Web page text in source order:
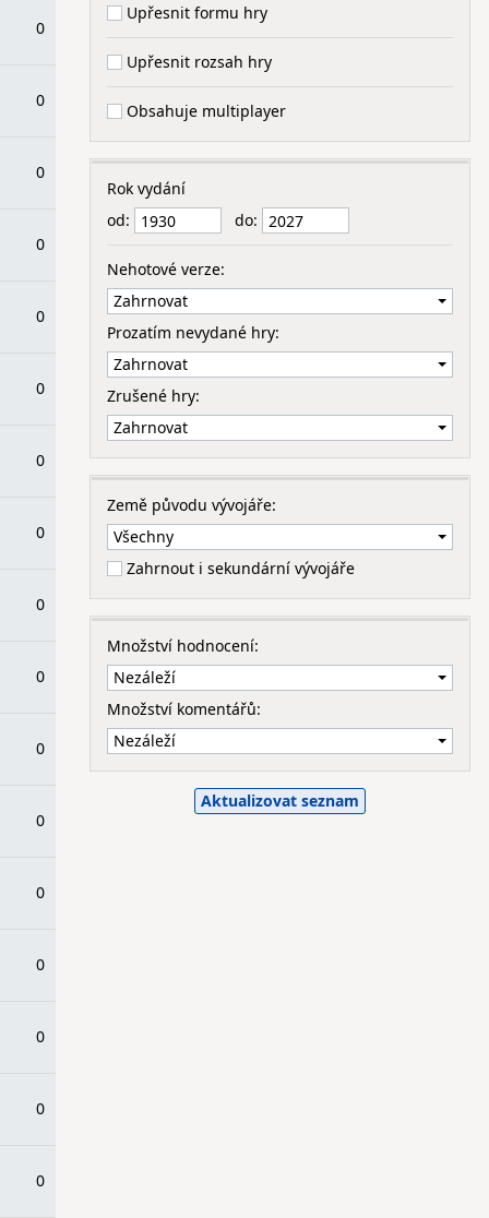
0
0
0
0
0
0
0
0
0
0
0
0
0
0
0
0
0
závodní
sportovní
hudební
online
Upřesnit formu hry
Upřesnit rozsah hry
Obsahuje multiplayer
Rok vydání
od:
do:
Nehotové verze:
Prozatím nevydané hry:
Zrušené hry:
Země původu vývojáře:
Zahrnout i sekundární vývojáře
Množství hodnocení:
Množství komentářů: